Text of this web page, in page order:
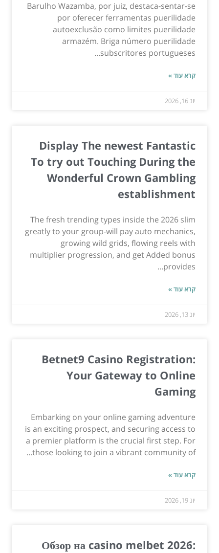
Barulho Wazamba, por juiz, destaca-sentar-se
por oferecer ferramentas puerilidade
autoexclusão como limites puerilidade
armazém. Briga número puerilidade
subscritores portugueses...
קרא עוד »
יונ 16, 2026
Display The newest Fantastic
To try out Touching During the
Wonderful Crown Gambling
establishment
The fresh trending types inside the 2026 slim
greatly to your group-will pay auto mechanics,
growing wild grids, flowing reels with
multiplier progression, and get Added bonus
provides...
קרא עוד »
יונ 13, 2026
Betnet9 Casino Registration:
Your Gateway to Online
Gaming
Embarking on your online gaming adventure
is an exciting prospect, and securing access to
a premier platform is the crucial first step. For
those looking to join a vibrant community of...
קרא עוד »
יונ 19, 2026
Обзор на casino melbet 2026: